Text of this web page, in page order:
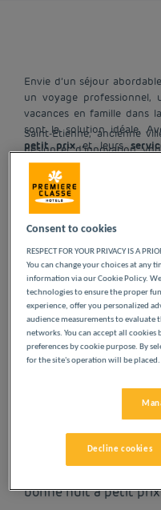
Envie d’un séjour
un voyage professionnel,
vacances en famille dans
sont la solution idéale.
petit prixet leurs
excellent rapport
confort.
Saint-Étienne, ancienne
design et d’innovation,
moderne,culturel et
Loire. Grâce à la situation
pouvez facilement
les principaux axes routiers.
Des
voyageurs
Nos hôtels Première Classe
Lire la suite
NOS
ETIENNE
Laissez-vous tenter
à Saint-Etienne. Dès
l’expérience Première
économiques,
bonne nuit à petit
Consent to cookies
RESPECT FOR YOUR PRIVACY IS A
You can change your choices at any
information via our Cookie Policy.
technologies to ensure the proper
experience, offer you personalized
audience measurements to evaluate
networks. You can accept all cookies
preferences by cookie purpose. By
for the site's operation will be placed.
Decline cookies